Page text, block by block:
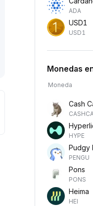
ADA
USD1
USD1
Monedas
Moneda
Cash
HYPE
Pudgy
PENGU
Pons
PONS
Heima
HEI